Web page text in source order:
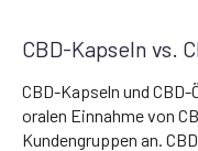
CBD-Kapseln vs.
CBD-Kapseln und
oralen Einnahme von
Kundengruppen an.